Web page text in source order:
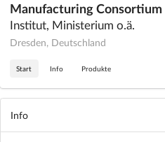
Manufacturing Consortium
Institut, Ministerium o.ä.
Dresden, Deutschland
Start Info Produkte
Info